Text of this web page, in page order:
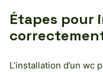
Étapes pour
L’installation d’un